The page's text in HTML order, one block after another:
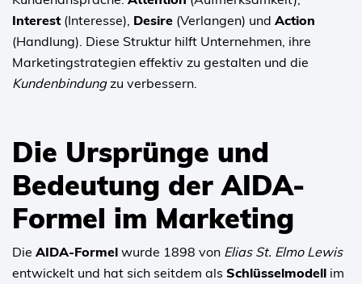
Interest (Interesse), Desire (Verlangen) und Action
(Handlung). Diese Struktur hilft Unternehmen, ihre
Marketingstrategien effektiv zu gestalten und die
Kundenbindungzu verbessern.
Die Ursprünge und
Bedeutung der AIDA-
Formel im Marketing
Die AIDA-Formel wurde 1898 von Elias St. Elmo Lewis
entwickelt und hat sich seitdem als Schlüsselmodell im